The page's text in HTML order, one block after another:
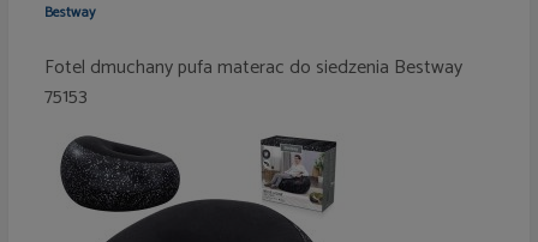
Bestway
Fotel dmuchany pufa materac do siedzenia Bestway
75153